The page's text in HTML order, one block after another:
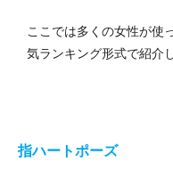
ここでは多くの女性が使
気ランキング形式で紹介
指ハートポーズ